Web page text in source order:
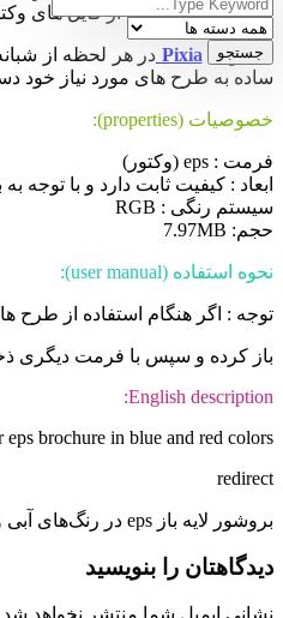
دانلود کنید. استفاده از فایل
مجموعه Pixia در هر لحظه از
ساده به طرح های مورد نیاز خود
خصوصیات (properties):
فرمت : eps (وکتور)
ابعاد : کیفیت ثابت دارد و با توجه
سیستم رنگی : RGB
حجم: 7.97MB
نحوه استفاده (user manual):
توجه : اگر هنگام استفاده از طرح
باز کرده و سپس با فرمت دیگری
English description:
brochure in blue and red colors
redirect
بروشور لایه باز eps در رنگ‌های آبی و قرمز بروشور لایه باز eps د�
دیدگاهتان را بنویسید